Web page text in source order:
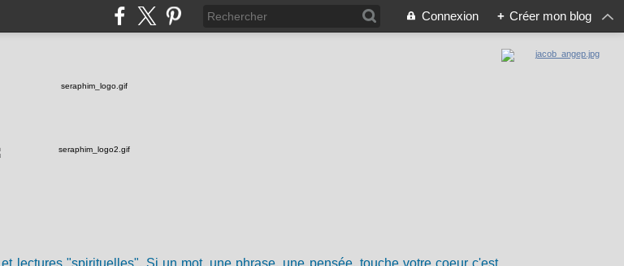
Connexion + Créer mon blog
lectures "spirituelles". Si un mot, une phrase, une pensée, touche votre coeur c'est